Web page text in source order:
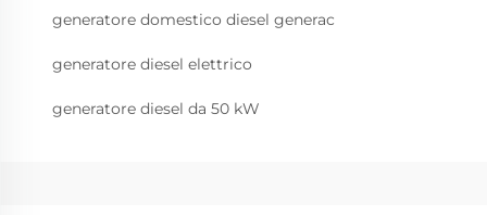
generatore domestico diesel generac
generatore diesel elettrico
generatore diesel da 50 kW